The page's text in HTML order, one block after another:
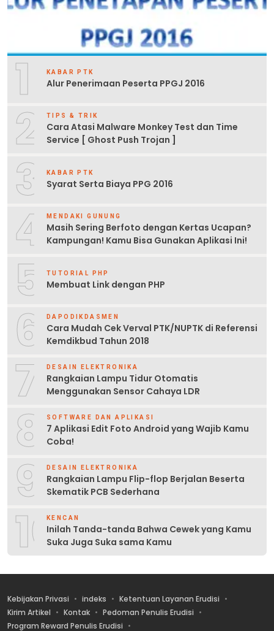
1 KABAR PTK
Alur Penerimaan Peserta PPGJ 2016
2 TIPS & TRIK
Cara Atasi Malware Monkey Test dan Time
Service [ Ghost Push Trojan ]
3 KABAR PTK
Syarat Serta Biaya PPG 2016
4 MENDAKI GUNUNG
Masih Sering Berfoto dengan Kertas Ucapan?
Kampungan! Kamu Bisa Gunakan Aplikasi Ini!
5 TUTORIAL PHP
Membuat Link dengan PHP
6 DAPODIKDASMEN
Cara Mudah Cek Verval PTK/NUPTK di Referensi
Kemdikbud Tahun 2018
7 DESAIN ELEKTRONIKA
Rangkaian Lampu Tidur Otomatis
Menggunakan Sensor Cahaya LDR
8 SOFTWARE DAN APLIKASI
7 Aplikasi Edit Foto Android yang Wajib Kamu
Coba!
9 DESAIN ELEKTRONIKA
Rangkaian Lampu Flip-flop Berjalan Beserta
Skematik PCB Sederhana
10KENCAN
Inilah Tanda-tanda Bahwa Cewek yang Kamu
Suka Juga Suka sama Kamu
Kebijakan Privasi indeks
Ketentuan Layanan Erudisi
Kirim Artikel
Kontak
Pedoman Penulis Erudisi
Program Reward Penulis Erudisi